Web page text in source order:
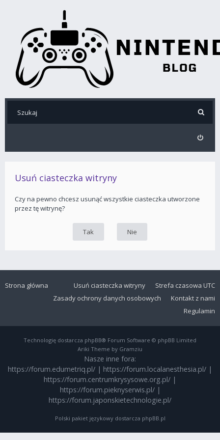
Usuń ciasteczka witryny
Czy na pewno chcesz usunąć wszystkie ciasteczka utworzone
przez tę witrynę?
Strona główna Strefa czasowa UTC
Usuń ciasteczka witryny
Kontakt z nami
Zasady ochrony danych osobowych
Regulamin
Technologię dostarcza phpBB® Forum Software © phpBB Limited
Ariki Theme by Gramziu
Nasze inne fora:
https://forum.edumetriq.pl/ | https://forum.localanesthesia.pl/ |
https://forum.centrumkrysysowe.org.pl/ |
https://forum.pieknyserwis.pl/|
https://forum.japonskietechnologie.pl/
Polski pakiet językowy dostarcza phpBB.pl